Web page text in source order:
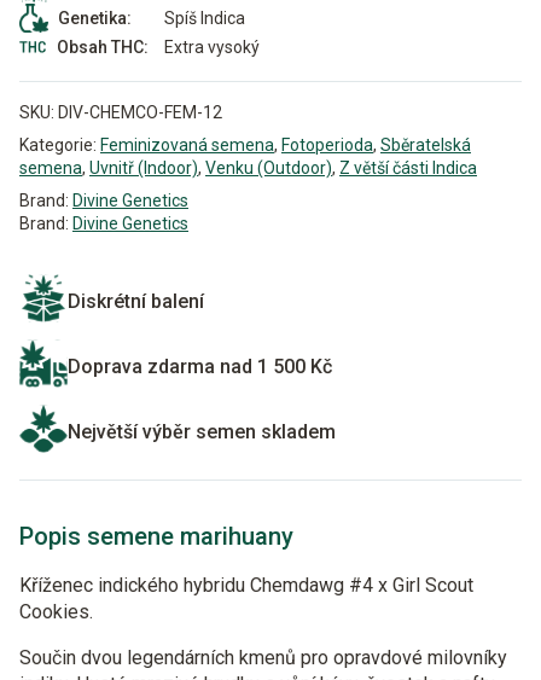
Genetika:
Spíš Indica
Obsah THC:
Extra vysoký
SKU: DIV-CHEMCO-FEM-12
Kategorie: Feminizovaná semena, Fotoperioda, Sběratelská
semena, Uvnitř (Indoor), Venku (Outdoor), Z větší části Indica
Brand: Divine Genetics
Brand: Divine Genetics
Diskrétní balení
Doprava zdarma nad 1 500 Kč
Největší výběr semen skladem
Popis semene marihuany
Kříženec indického hybridu Chemdawg #4 x Girl Scout
Cookies.
Součin dvou legendárních kmenů pro opravdové milovníky